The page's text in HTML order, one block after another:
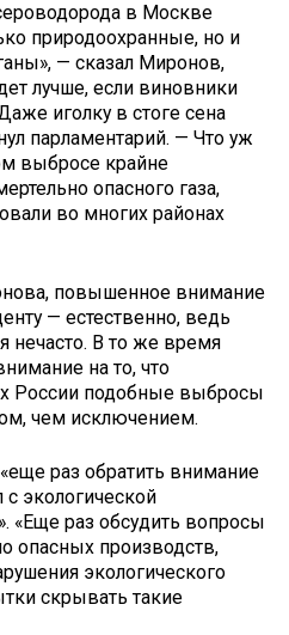
в Москве
природоохранные, но и
— сказал Миронов,
лучше, если виновники
иголку в стоге сена
парламентарий. — Что уж
выбросе крайне
опасного газа,
во многих районах
повышенное внимание
— естественно, ведь
нечасто. В то же время
на то, что
России подобные выбросы
чем исключением.
раз обратить внимание
экологической
«Еще раз обсудить вопросы
опасных производств,
экологического
скрывать такие